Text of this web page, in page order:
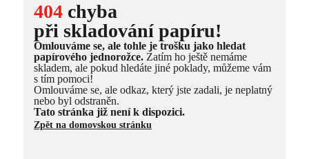
404 chyba
při skladování papíru!
Omlouváme se, ale tohle je trošku jako hledat
papírového jednorožce. Zatím ho ještě nemáme
skladem, ale pokud hledáte jiné poklady, můžeme vám
s tím pomoci!
Omlouváme se, ale odkaz, který jste zadali, je neplatný
nebo byl odstraněn.
Tato stránka již není k dispozici.
Zpět na domovskou stránku